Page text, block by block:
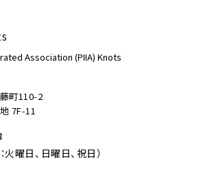
Association (PIIA) Knots
町110-2
7F-11
曜日、日曜日、祝日）